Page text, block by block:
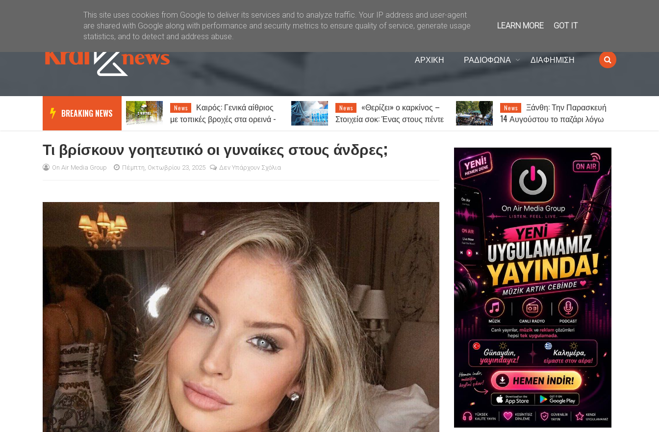
Καλώς ήλθατε Kral News
ΑΡΧΙΚΗ ΡΑΔΙΟΦΩΝΑ ΔΙΑΦΗΜΙΣΗ
BREAKING NEWS
Καιρός: Γενικά αίθριος
με τοπικές βροχές στα ορεινά -
Έως 38 βαθμούς ο υδράργυρος
News
«Θερίζει» ο καρκίνος –
Στοιχεία σοκ: Ένας στους πέντε
News
Ξάνθη: Την Παρασκευή
14 Αυγούστου το παζάρι λόγω
News
Ξάνθη: Ο Γιώργος
Τσαλίκης έρχεται στον
Τι βρίσκουν γοητευτικό οι γυναίκες στους άνδρες;
On Air Media Group Πέμπτη, Οκτωβρίου 23, 2025 Δεν Υπάρχουν Σχόλια
This site uses cookies from Google to deliver its services and to analyze traffic. Your IP address and user-agent
are shared with Google along with performance and security metrics to ensure quality of service, generate usage
statistics, and to detect and address abuse.
LEARN MORE GOT IT